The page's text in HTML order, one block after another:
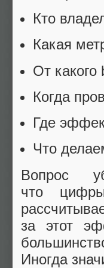
Кто
Какая
От какого
Когда
Где
Что
Вопрос
что
за этот
Иногда